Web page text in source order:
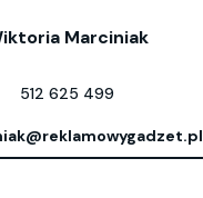
Marciniak
512 625 499